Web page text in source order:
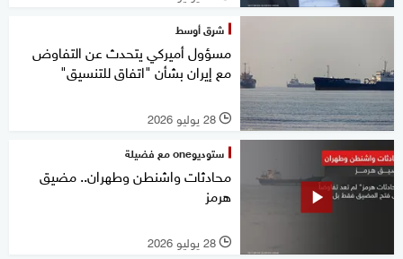
شرق أوسط
مسؤول أميركي يتحدث عن التفاوض
مع إيران بشأن "اتفاق للتنسيق"
l 28 يوليو 2026
ستوديوone مع فضيلة
محادثات واشنطن وطهران.. مضيق
هرمز
l 28 يوليو 2026